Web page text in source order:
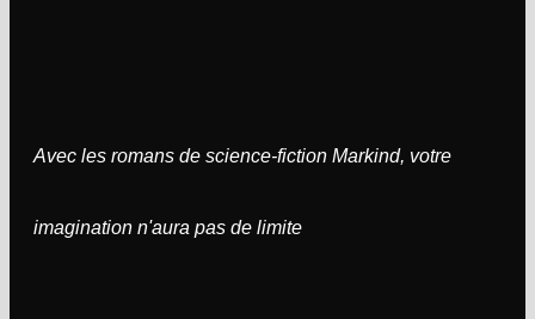
Avec les romans de science-fiction Markind, votre
imagination n'aura pas de limite